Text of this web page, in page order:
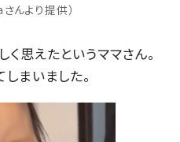
んより提供）
思えたというママさん。
まいました。